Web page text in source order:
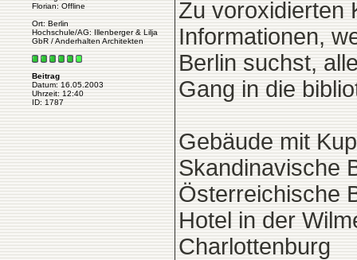
Florian: Offline
Ort: Berlin
Hochschule/AG: Illenberger & Lilja
GbR / Anderhalten Architekten
Beitrag
Datum: 16.05.2003
Uhrzeit: 12:40
ID: 1787
Zu voroxidierten
Informationen,
Berlin suchst,
Gang in die
Gebäude mit
Skandinavische
Österreichische
Hotel in der
Charlottenburg